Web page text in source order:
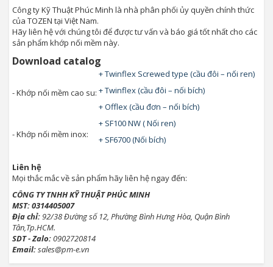
Công ty Kỹ Thuật Phúc Minh là nhà phân phối ủy quyền chính thức
của TOZEN tại Việt Nam.
Hãy liên hệ với chúng tôi để được tư vấn và báo giá tốt nhất cho các
sản phẩm khớp nối mềm này.
Download catalog
- Khớp nối mềm cao su:
+ Twinflex Screwed type (cầu đôi – nối ren)
+ Twinflex (cầu đôi – nối bích)
+ Offlex (cầu đơn – nối bích)
- Khớp nối mềm inox:
+ SF100 NW ( Nối ren)
+ SF6700 (Nối bích)
Liên hệ
Mọi thắc mắc về sản phẩm hãy liên hệ ngay đến:
CÔNG TY TNHH KỸ THUẬT PHÚC MINH
MST: 0314405007
Địa chỉ:92/38 Đường số 12, Phường Bình Hưng Hòa, Quận Bình
Tân,Tp.HCM.
SDT - Zalo:0902720814
Email:sales@pm-e.vn